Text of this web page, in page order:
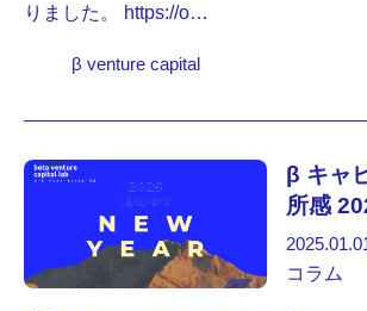
りました。 https://o…
β venture capital
β キャ
所感
コラム